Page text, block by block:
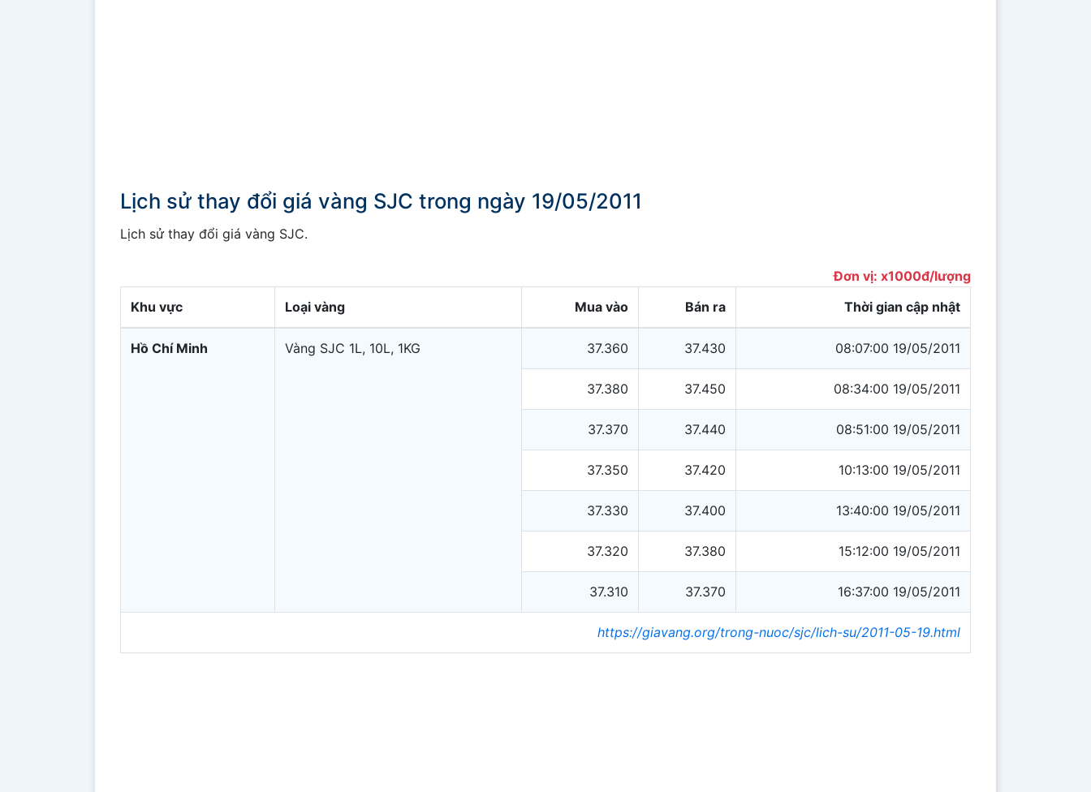
Lịch sử thay đổi giá vàng SJC trong ngày 19/05/2011
Lịch sử thay đổi giá vàng SJC.
Đơn vị: x1000đ/lượng
Khu vực
Loại vàng Mua vào Bán ra Thời gian cập nhật
Hồ Chí Minh Vàng SJC 1L, 10L, 1KG 37.360 37.430 08:07:00 19/05/2011
37.380 37.450 08:34:00 19/05/2011
37.370 37.440 08:51:00 19/05/2011
37.350 37.420 10:13:00 19/05/2011
37.330 37.400 13:40:00 19/05/2011
37.320 37.380 15:12:00 19/05/2011
37.310 37.370 16:37:00 19/05/2011
https://giavang.org/trong-nuoc/sjc/lich-su/2011-05-19.html